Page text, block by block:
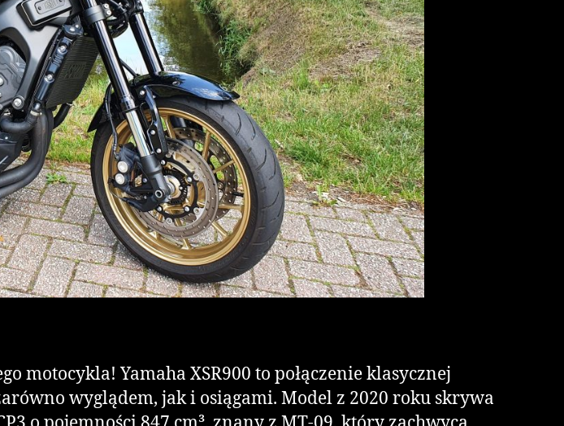
motocykla! Yamaha XSR900 to połączenie klasycznej
wyglądem, jak i osiągami. Model z 2020 roku skrywa